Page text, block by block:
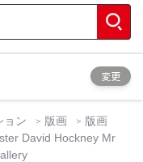
変更
ョン 版画
版画
David Hockney Mr